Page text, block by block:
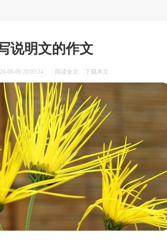
说明文的作文
06-06 20:05:24 阅读全文 下载本文